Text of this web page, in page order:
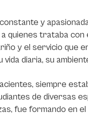
y
quienes trataba
y el servicio que
diaria, su
siempre
de diversas
fue formando en